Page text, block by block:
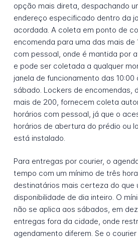
opção mais direta, despachando
endereço especificado dentro da
acordada. A coleta em ponto de
encomenda para uma das mais de
com pessoal, onde é mantida por
e pode ser coletada a qualquer
janela de funcionamento das 10:00
sábado. Lockers de encomendas,
mais de 200, fornecem coleta
horários com pessoal, já que o
horários de abertura do prédio ou
está instalado.
Para entregas por courier, o
tempo com um mínimo de três
destinatários mais certeza do que
disponibilidade de dia inteiro. O
não se aplica aos sábados, em
entregas fora da cidade, onde
agendamento diferem. Se o